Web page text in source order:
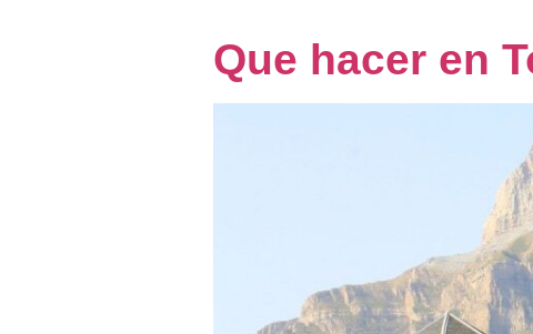
Que hacer en